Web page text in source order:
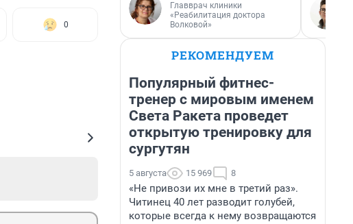
0
Главврач клиники
«Реабилитация доктора
Волковой»
РЕКОМЕНДУЕМ
Популярный фитнес-
тренер с мировым именем
Света Ракета проведет
открытую тренировку для
сургутян
5 августа 15 969 8
«Не привози их мне в третий раз».
Читинец 40 лет разводит голубей,
которые всегда к нему возвращаются